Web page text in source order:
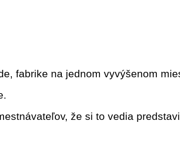
fabrike na jednom vyvýšenom
že si to vedia